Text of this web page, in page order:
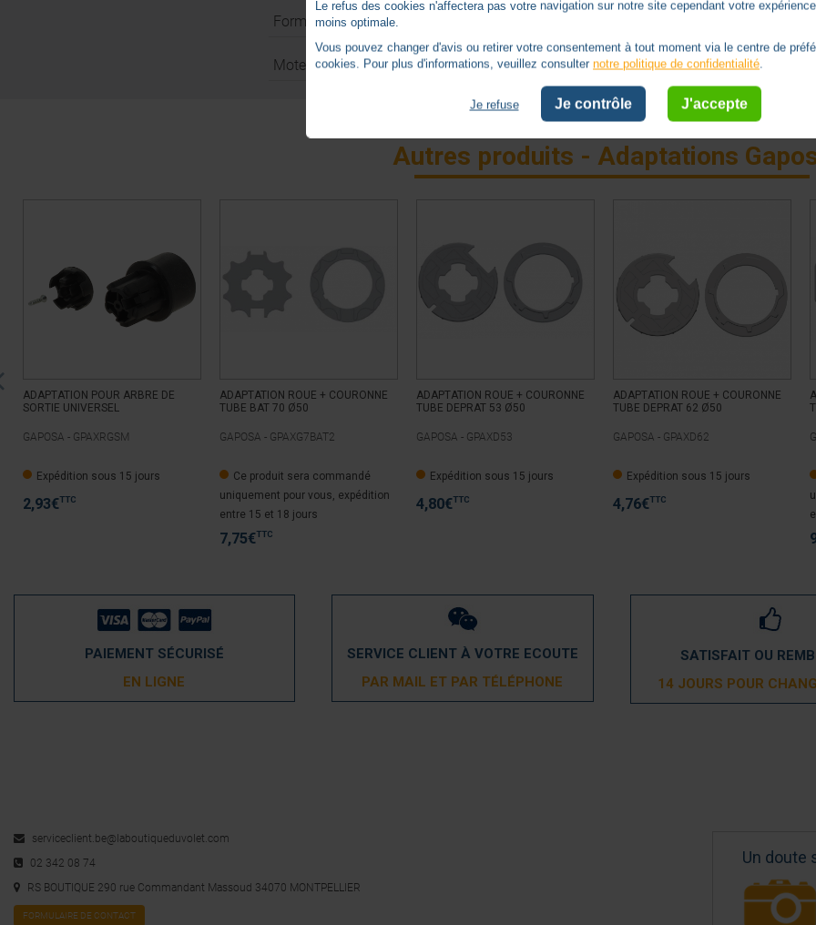
Forme axe/tube
Moteurs compatibles Gaposa
Autres produits - Adaptations
ADAPTATION POUR ARBRE DE
SORTIE UNIVERSEL
GAPOSA - GPAXRGSM
Expédition sous 15 jours
2,93€TTC
ADAPTATION ROUE + COURONNE
TUBE BAT 70 Ø50
GAPOSA - GPAXG7BAT2
Ce produit sera commandé
uniquement pour vous, expédition
entre 15 et 18 jours
7,75€TTC
ADAPTATION ROUE + COURONNE
TUBE DEPRAT 53 Ø50
GAPOSA - GPAXD53
Expédition sous 15 jours
4,80€TTC
ADAPTATION ROUE + COURONNE
TUBE DEPRAT 62 Ø50
GAPOSA - GPAXD62
Expédition sous 15 jours
4,76€TTC
PAIEMENT SÉCURISÉ
EN LIGNE
SERVICE CLIENT À VOTRE ECOUTE
PAR MAIL ET PAR TÉLÉPHONE
SATISFAIT OU
14 JOURS POUR
serviceclient.be@laboutiqueduvolet.com
02 342 08 74
RS BOUTIQUE 290 rue Commandant Massoud 34070 MONTPELLIER
FORMULAIRE DE CONTACT
Un doute
Le refus des cookies n'affectera pas votre navigation sur notre site cependant votre
moins optimale.
Vous pouvez changer d'avis ou retirer votre consentement à tout moment via le centre de
cookies. Pour plus d'informations, veuillez consulternotre politique de confidentialité.
Je refuse Je contrôle J'accepte